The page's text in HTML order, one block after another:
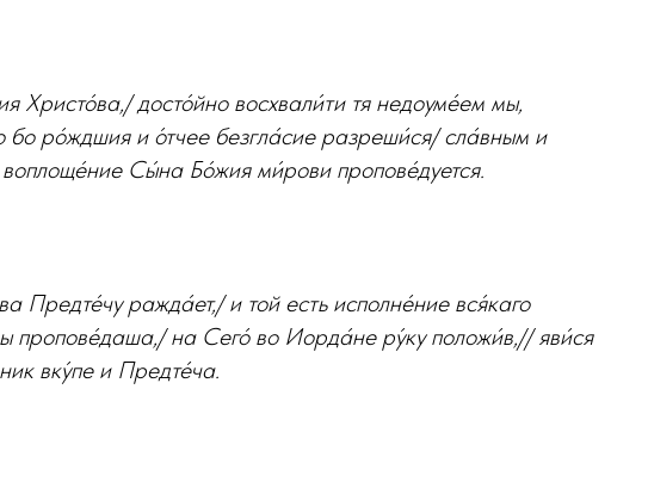
Христо́ва,/ досто́йно восхвали́ти тя недоуме́ем мы,
бо ро́ждшия и о́тчее безгла́сие разреши́ся/ сла́вным и
Сы́на Бо́жия ми́рови пропове́дуется.
Предте́чу ражда́ет,/ и той есть исполне́ние вся́каго
пропове́даша,/ на Сего́ во Иорда́не ру́ку положи́в,// яви́ся
вку́пе и Предте́ча.